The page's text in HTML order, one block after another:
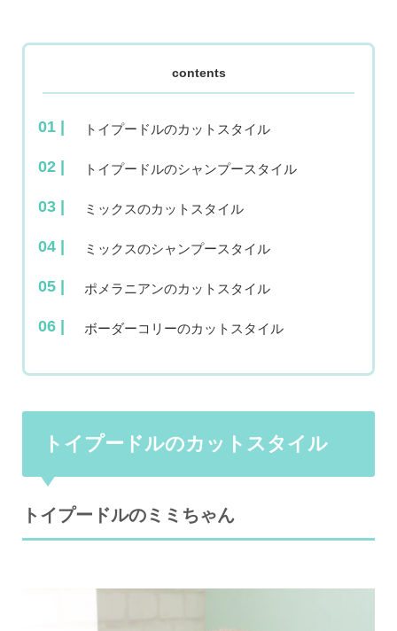
contents
トイプードルのカットスタイル
トイプードルのシャンプースタイル
ミックスのカットスタイル
ミックスのシャンプースタイル
ポメラニアンのカットスタイル
ボーダーコリーのカットスタイル
トイプードルのカットスタイル
トイプードルのミミちゃん